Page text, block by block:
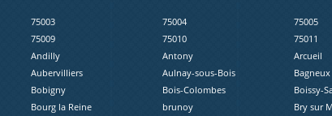
75003 75004
75005
75009 75010
75011
Andilly Antony
Arcueil
Aubervilliers Aulnay-sous-Bois
Bagneux
Bobigny Bois-Colombes
Boissy-
Bourg la Reine brunoy
Bry sur